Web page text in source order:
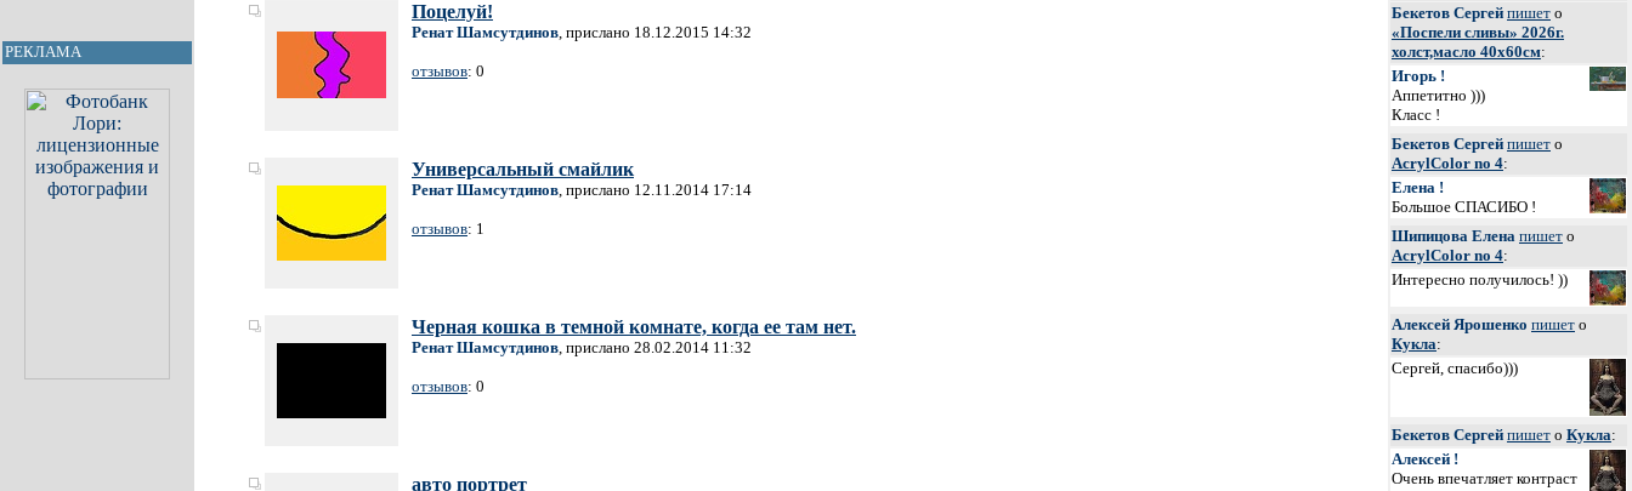
РЕКЛАМА
Поцелуй!
Ренат Шамсутдинов, прислано 18.12.2015 14:32
отзывов: 0
Универсальный смайлик
Ренат Шамсутдинов, прислано 12.11.2014 17:14
отзывов: 1
Черная кошка в темной комнате, когда ее там нет.
Ренат Шамсутдинов, прислано 28.02.2014 11:32
отзывов: 0
авто портрет
Бекетов Сергей пишет о
«Поспели сливы» 2026г.
холст,масло 40х60см:
Игорь !
Аппетитно )))
Класс !
Бекетов Сергей пишет о
AcrylColor no 4:
Елена !
Большое СПАСИБО !
Шипицова Елена пишет о
AcrylColor no 4:
Интересно получилось! ))
Алексей Ярошенко пишет о
Кукла:
Сергей, спасибо)))
Бекетов Сергей пишет о Кукла:
Алексей !
Очень впечатляет контраст